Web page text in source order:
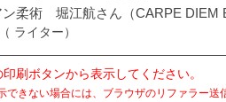
ン柔術 堀江航さん（CARPE DIEM
（ ライター）
刷ボタンから表示してください。
できない場合には、ブラウザのリファラー送